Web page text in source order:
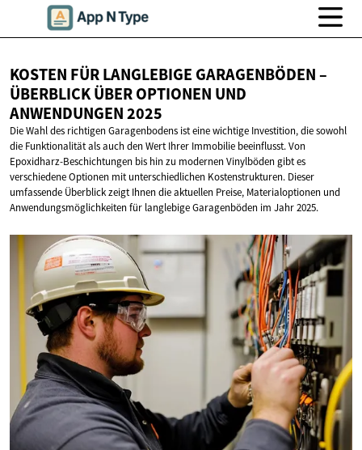
KOSTEN FÜR LANGLEBIGE GARAGENBÖDEN –
ÜBERBLICK ÜBER OPTIONEN UND
ANWENDUNGEN 2025
Die Wahl des richtigen Garagenbodens ist eine wichtige Investition, die sowohl
die Funktionalität als auch den Wert Ihrer Immobilie beeinflusst. Von
Epoxidharz-Beschichtungen bis hin zu modernen Vinylböden gibt es
verschiedene Optionen mit unterschiedlichen Kostenstrukturen. Dieser
umfassende Überblick zeigt Ihnen die aktuellen Preise, Materialoptionen und
Anwendungsmöglichkeiten für langlebige Garagenböden im Jahr 2025.